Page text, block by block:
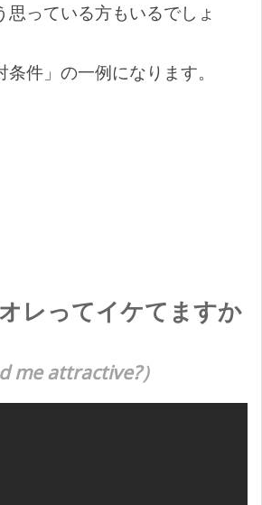
思っている方もいるでしょ
件」の一例になります。
レってイケてますか
me attractive?）